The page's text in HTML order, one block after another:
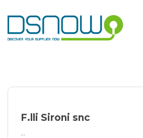
to
content
F.lli Sironi snc
...